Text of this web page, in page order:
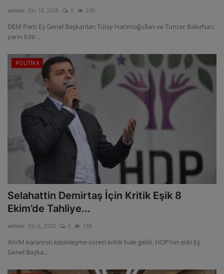
admin Eki 18, 2025 0 33B
DEM Parti Eş Genel Başkanları Tülay Hatimoğulları ve Tuncer Bakırhan,
yarın Edir...
POLİTİKA
Selahattin Demirtaş İçin Kritik Eşik 8
Ekim’de Tahliye...
admin Eki 6, 2025 0 13B
AİHM kararının kesinleşme süreci kritik hale geldi. HDP’nin eski Eş
Genel Başka...